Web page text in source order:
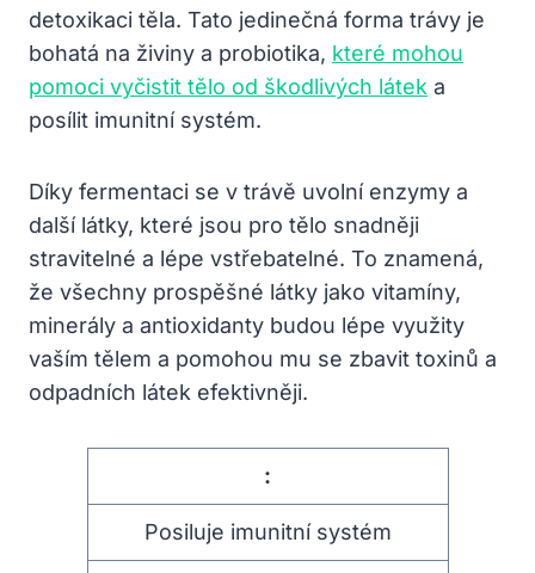
detoxikaci těla. Tato jedinečná forma trávy je
bohatá na živiny a probiotika, které mohou
pomoci vyčistit tělo od škodlivých látek a
posílit imunitní systém.
Díky fermentaci se v trávě uvolní enzymy a
další látky, které jsou pro tělo snadněji
stravitelné a lépe vstřebatelné. To znamená,
že všechny prospěšné látky jako vitamíny,
minerály a antioxidanty budou lépe využity
vaším tělem a pomohou mu se zbavit toxinů a
odpadních látek efektivněji.
:
Posiluje imunitní systém